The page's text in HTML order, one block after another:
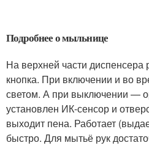
Подробнее о мыльнице
На верхней части
кнопка. При включении и во
светом. А при выключении —
установлен ИК-сенсор и
выходит пена. Работает
быстро. Для мытьё рук